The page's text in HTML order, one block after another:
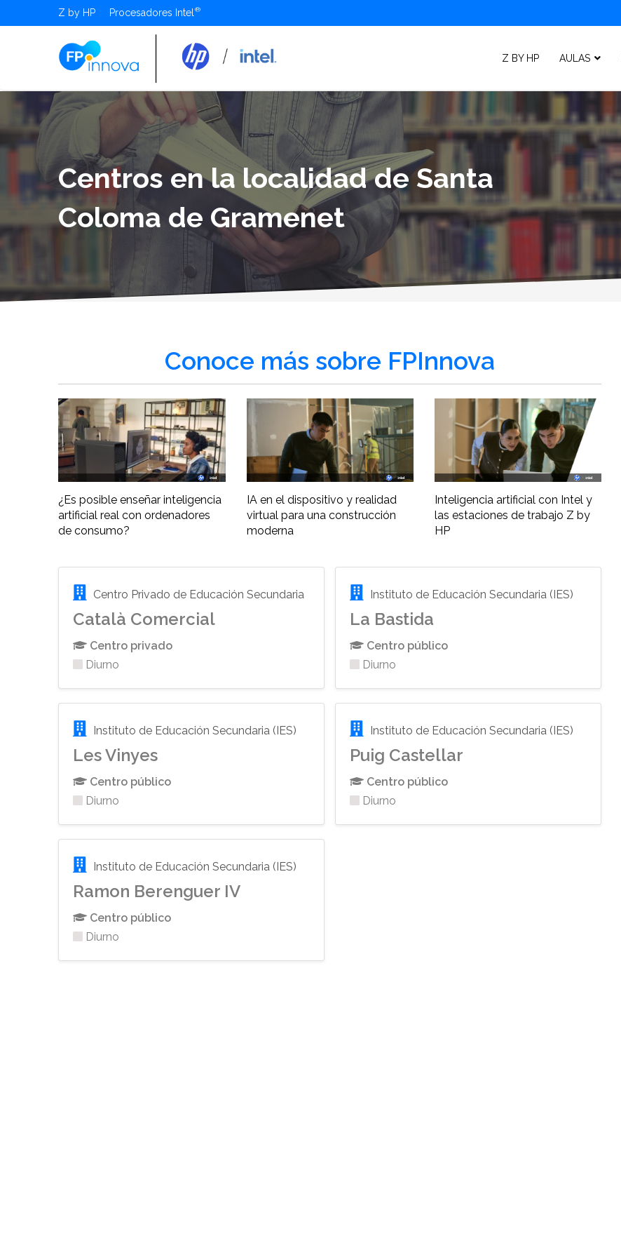
Z by HP Procesadores Intel
Z BY HP AULAS
Centros en la localidad de Santa
Coloma de Gramenet
Conoce más sobre FPInnova
¿Es posible enseñar inteligencia
artificial real con ordenadores
de consumo?
IA en el dispositivo y realidad
virtual para una construcción
moderna
Inteligencia artificial con Intel y
las estaciones de trabajo Z by
HP
Centro Privado de Educación Secundaria
Català Comercial
Centro privado
Diurno
Instituto de Educación Secundaria (IES)
La Bastida
Centro público
Diurno
Instituto de Educación Secundaria (IES)
Les Vinyes
Centro público
Diurno
Instituto de Educación Secundaria (IES)
Puig Castellar
Centro público
Diurno
Instituto de Educación Secundaria (IES)
Ramon Berenguer IV
Centro público
Diurno